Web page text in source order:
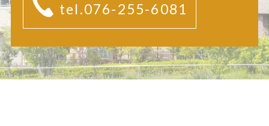
tel.076-255-6081